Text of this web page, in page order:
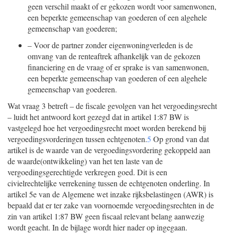
geen verschil maakt of er gekozen wordt voor samenwonen,
een beperkte gemeenschap van goederen of een algehele
gemeenschap van goederen;
–Voor de partner zonder eigenwoningverleden is de
omvang van de renteaftrek afhankelijk van de gekozen
financiering en de vraag of er sprake is van samenwonen,
een beperkte gemeenschap van goederen of een algehele
gemeenschap van goederen.
Wat vraag 3 betreft – de fiscale gevolgen van het vergoedingsrecht
– luidt het antwoord kort gezegd dat in artikel 1:87 BW is
vastgelegd hoe het vergoedingsrecht moet worden berekend bij
vergoedingsvorderingen tussen echtgenoten.5 Op grond van dat
artikel is de waarde van de vergoedingsvordering gekoppeld aan
de waarde(ontwikkeling) van het ten laste van de
vergoedingsgerechtigde verkregen goed. Dit is een
civielrechtelijke verrekening tussen de echtgenoten onderling. In
artikel 5e van de Algemene wet inzake rijksbelastingen (AWR) is
bepaald dat er ter zake van voornoemde vergoedingsrechten in de
zin van artikel 1:87 BW geen fiscaal relevant belang aanwezig
wordt geacht. In de bijlage wordt hier nader op ingegaan.